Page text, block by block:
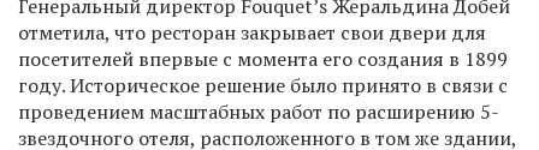
Генеральный директор Fouquet’s Жеральдина Добей
отметила, что ресторан закрывает свои двери для
посетителей впервые с момента его создания в 1899
году. Историческое решение было принято в связи с
проведением масштабных работ по расширению 5-
звездочного отеля, расположенного в том же здании,